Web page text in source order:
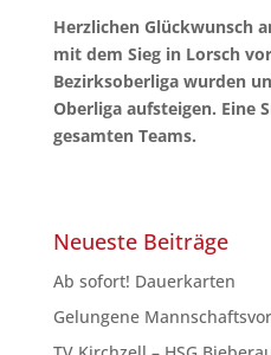
Herzlichen Glückwunsch
mit dem Sieg in Lorsch
Bezirksoberliga wurden
Oberliga aufsteigen. Eine
gesamten Teams.
Neueste Beiträge
Ab sofort! Dauerkarten
Gelungene